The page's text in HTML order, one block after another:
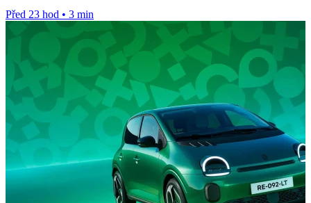
Před 23 hod • 3 min